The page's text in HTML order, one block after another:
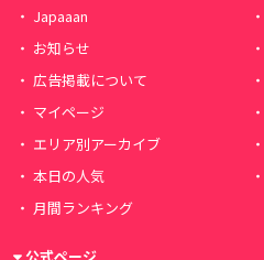
Japaaan
お知らせ
広告掲載について
マイページ
エリア別アーカイブ
本日の人気
月間ランキング